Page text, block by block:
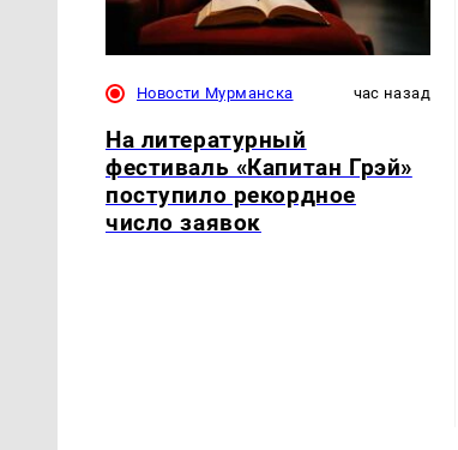
Новости Мурманска час назад
На литературный
фестиваль «Капитан Грэй»
поступило рекордное
число заявок